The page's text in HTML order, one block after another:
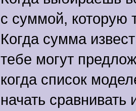
с суммой, которую
Когда сумма
тебе могут
когда список
начать сравнивать